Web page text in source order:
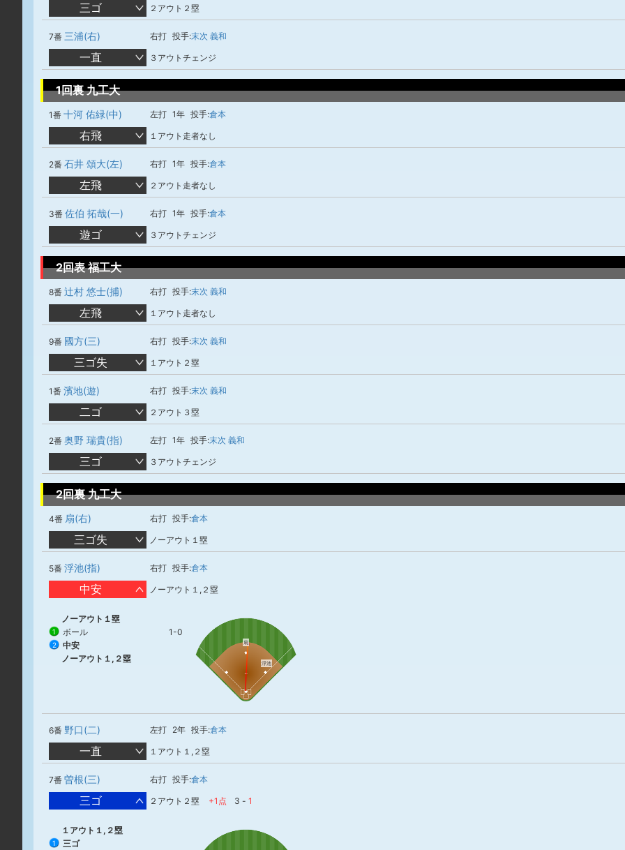
三ゴ ２アウト２塁
7番 三浦(右) 右打 投手:末次 義和
一直 ３アウトチェンジ
1回裏 九工大
1番 十河 佑緑(中) 左打 1年 投手:倉本
右飛 １アウト走者なし
2番 石井 頌大(左) 右打 1年 投手:倉本
左飛 ２アウト走者なし
3番 佐伯 拓哉(一) 右打 1年 投手:倉本
遊ゴ ３アウトチェンジ
2回表 福工大
8番 辻村 悠士(捕) 右打 投手:末次 義和
左飛 １アウト走者なし
9番 國方(三) 右打 投手:末次 義和
三ゴ失 １アウト２塁
1番 濱地(遊) 右打 投手:末次 義和
二ゴ ２アウト３塁
2番 奥野 瑞貴(指) 左打 1年 投手:末次 義和
三ゴ ３アウトチェンジ
2回裏 九工大
4番 扇(右) 右打 投手:倉本
三ゴ失 ノーアウト１塁
5番 浮池(指) 右打 投手:倉本
中安 ノーアウト１,２塁
ノーアウト１塁
1 ボール 1-0
2
中安
ノーアウト１,２塁
扇
浮池
6番 野口(二) 左打 2年 投手:倉本
一直 １アウト１,２塁
7番 曽根(三) 右打 投手:倉本
三ゴ ２アウト２塁 +1点 3 - 1
１アウト１,２塁
1 三ゴ